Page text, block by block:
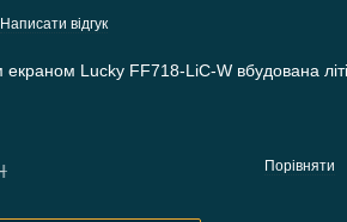
Написати відгук
Lucky FF718-LiC-W вбудована
Порівняти